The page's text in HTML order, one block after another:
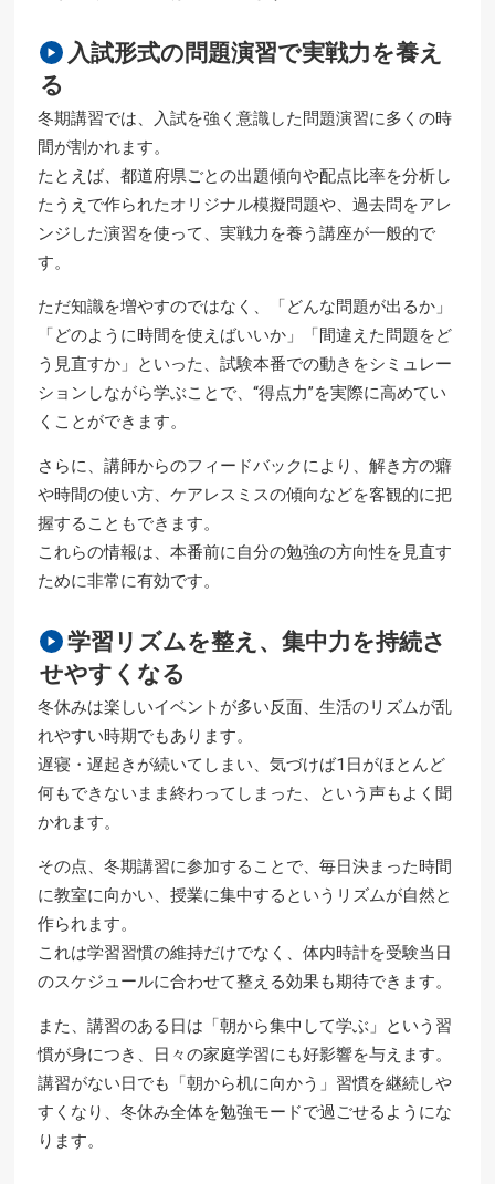
入試形式の問題演習で実戦力を養え
る
冬期講習では、入試を強く意識した問題演習に多くの時
間が割かれます。
たとえば、都道府県ごとの出題傾向や配点比率を分析し
たうえで作られたオリジナル模擬問題や、過去問をアレ
ンジした演習を使って、実戦力を養う講座が一般的で
す。
ただ知識を増やすのではなく、「どんな問題が出るか」
「どのように時間を使えばいいか」「間違えた問題をど
う見直すか」といった、試験本番での動きをシミュレー
ションしながら学ぶことで、“得点力”を実際に高めてい
くことができます。
さらに、講師からのフィードバックにより、解き方の癖
や時間の使い方、ケアレスミスの傾向などを客観的に把
握することもできます。
これらの情報は、本番前に自分の勉強の方向性を見直す
ために非常に有効です。
学習リズムを整え、集中力を持続さ
せやすくなる
冬休みは楽しいイベントが多い反面、生活のリズムが乱
れやすい時期でもあります。
遅寝・遅起きが続いてしまい、気づけば1日がほとんど
何もできないまま終わってしまった、という声もよく聞
かれます。
その点、冬期講習に参加することで、毎日決まった時間
に教室に向かい、授業に集中するというリズムが自然と
作られます。
これは学習習慣の維持だけでなく、体内時計を受験当日
のスケジュールに合わせて整える効果も期待できます。
また、講習のある日は「朝から集中して学ぶ」という習
慣が身につき、日々の家庭学習にも好影響を与えます。
講習がない日でも「朝から机に向かう」習慣を継続しや
すくなり、冬休み全体を勉強モードで過ごせるようにな
ります。